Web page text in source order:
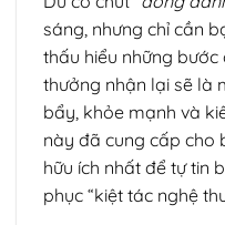
sáng, nhưng chỉ cần
thấu hiểu những
thưởng nhận lại sẽ là
bẩy, khỏe mạnh và
này đã cung cấp cho
hữu ích nhất để tự tin
phục “kiệt tác nghệ